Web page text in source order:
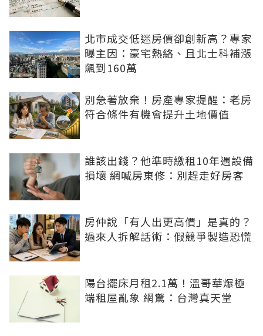
北市成交低迷房價卻創新高？專家
曝主因：豪宅熱絡、且北士科補漲
飆到160萬
別急著放棄！房產專家提醒：老房
符合條件有機會提升土地價值
誰該出錢？他準時繳租10年遇設備
損壞 網喊房東修：別趕走好房客
房仲說「有人出更高價」是真的？
過來人拆解話術：假競爭製造恐慌
陽台擺床月租2.1萬！溫哥華爆極
端租屋亂象 網驚：台灣真天堂